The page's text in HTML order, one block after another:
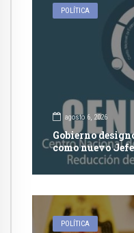
POLÍTICA
agosto 6, 2026
Gobierno
como nuevo Jefe
POLÍTICA